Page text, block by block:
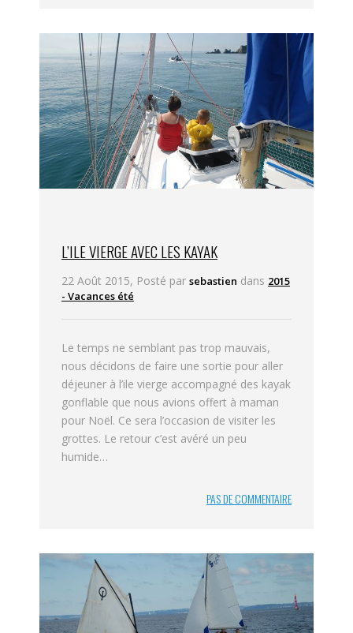
L’ILE VIERGE AVEC LES KAYAK
22 Août 2015, Posté par sebastien dans 2015
- Vacances été
Le temps ne semblant pas trop mauvais,
nous décidons de faire une sortie pour aller
déjeuner à l’ile vierge accompagné des kayak
gonflable que nous avions offert à maman
pour Noël. Ce sera l’occasion de visiter les
grottes. Le retour c’est avéré un peu
humide…
PAS DE COMMENTAIRE